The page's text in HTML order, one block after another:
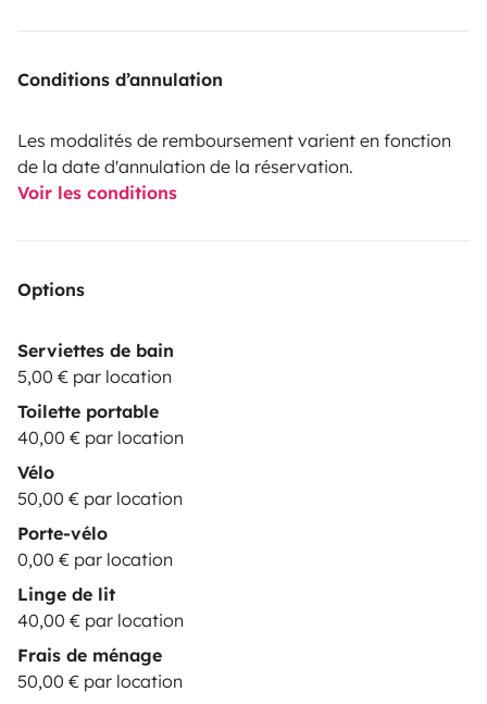
Conditions d’annulation
Les modalités de remboursement varient en fonction
de la date d'annulation de la réservation.
Voir les conditions
Options
Serviettes de bain
5,00 € par location
Toilette portable
40,00 € par location
Vélo
50,00 € par location
Porte-vélo
0,00 € par location
Linge de lit
40,00 € par location
Frais de ménage
50,00 € par location